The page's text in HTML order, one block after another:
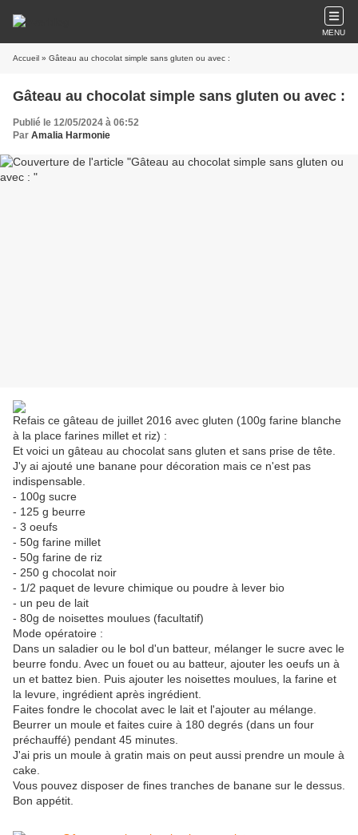
MENU
Accueil » Gâteau au chocolat simple sans gluten ou avec :
Gâteau au chocolat simple sans gluten ou avec :
Publié le 12/05/2024 à 06:52
Par Amalia Harmonie
Refais ce gâteau de juillet 2016 avec gluten (100g farine blanche
à la place farines millet et riz) :
Et voici un gâteau au chocolat sans gluten et sans prise de tête.
J'y ai ajouté une banane pour décoration mais ce n'est pas
indispensable.
- 100g sucre
- 125 g beurre
- 3 oeufs
- 50g farine millet
- 50g farine de riz
- 250 g chocolat noir
- 1/2 paquet de levure chimique ou poudre à lever bio
- un peu de lait
- 80g de noisettes moulues (facultatif)
Mode opératoire :
Dans un saladier ou le bol d'un batteur, mélanger le sucre avec le
beurre fondu. Avec un fouet ou au batteur, ajouter les oeufs un à
un et battez bien. Puis ajouter les noisettes moulues, la farine et
la levure, ingrédient après ingrédient.
Faites fondre le chocolat avec le lait et l'ajouter au mélange.
Beurrer un moule et faites cuire à 180 degrés (dans un four
préchauffé) pendant 45 minutes.
J'ai pris un moule à gratin mais on peut aussi prendre un moule à
cake.
Vous pouvez disposer de fines tranches de banane sur le dessus.
Bon appétit.